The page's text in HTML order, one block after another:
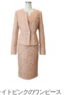
イトピンクのワンピース